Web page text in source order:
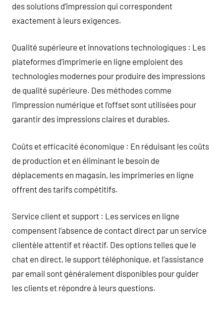
des solutions d’impression qui correspondent
exactement à leurs exigences.
Qualité supérieure et innovations technologiques : Les
plateformes d’imprimerie en ligne emploient des
technologies modernes pour produire des impressions
de qualité supérieure. Des méthodes comme
l’impression numérique et l’offset sont utilisées pour
garantir des impressions claires et durables.
Coûts et efficacité économique : En réduisant les coûts
de production et en éliminant le besoin de
déplacements en magasin, les imprimeries en ligne
offrent des tarifs compétitifs.
Service client et support : Les services en ligne
compensent l’absence de contact direct par un service
clientèle attentif et réactif. Des options telles que le
chat en direct, le support téléphonique, et l’assistance
par email sont généralement disponibles pour guider
les clients et répondre à leurs questions.